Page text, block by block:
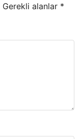
Gerekli alanlar *